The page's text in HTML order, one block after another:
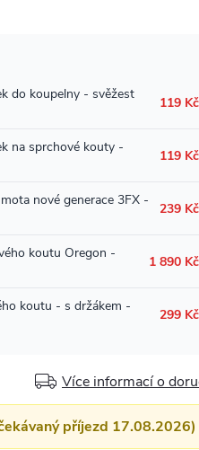
Více informací o
příjezd 17.08.2026)